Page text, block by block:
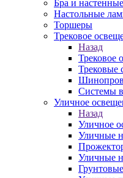
Бра и настенные
Настольные
Торшеры
Трековое
Назад
Трековое
Трековые
Системы
Уличное
Назад
Уличное
Уличные
Уличные